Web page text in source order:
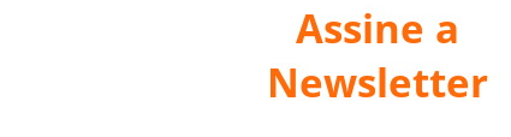
Assine a
Newsletter